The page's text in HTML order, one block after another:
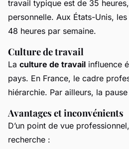
travail typique est de 35
personnelle. Aux États-Unis,
48 heures par semaine.
Culture de travail
La culture de travail influence
pays. En France, le cadre
hiérarchie. Par ailleurs, la
Avantages et inconvénients
D’un point de vue
recherche :